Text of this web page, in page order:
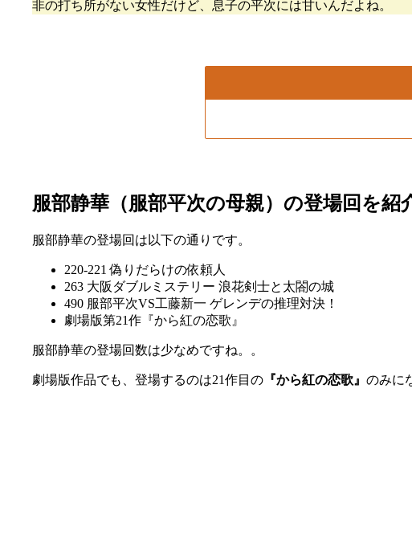
非の打ち所がない女性だけど、息子の平次には甘いんだよね。
服部静華（服部平次の母親）の登場回を紹
服部静華の登場回は以下の通りです。
220-221 偽りだらけの依頼人
263 大阪ダブルミステリー 浪花剣士と太閤の城
490 服部平次VS工藤新一 ゲレンデの推理対決！
劇場版第21作『から紅の恋歌』
服部静華の登場回数は少なめですね。。
劇場版作品でも、登場するのは21作目の 『から紅の恋歌』 のみに